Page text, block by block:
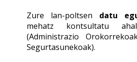
Zure lan-poltsen datu
mehatz kontsultatu
(Administrazio
Segurtasunekoak).